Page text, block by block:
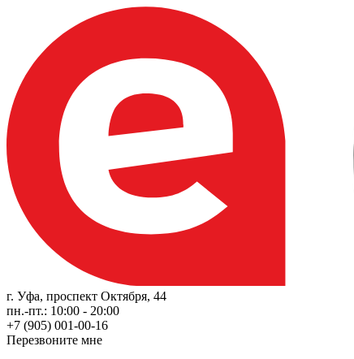
г. Уфа, проспект Октября, 44
пн.-пт.: 10:00 - 20:00
+7 (905) 001-00-16
Перезвоните мне